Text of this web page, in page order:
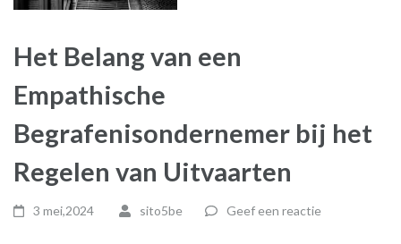
Het Belang van een
Empathische
Begrafenisondernemer bij het
Regelen van Uitvaarten
3 mei,2024 sito5be Geef een reactie